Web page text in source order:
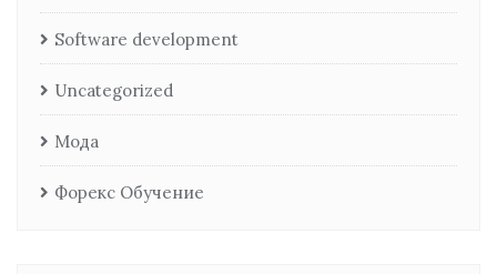
Software development
Uncategorized
Мода
Форекс Обучение